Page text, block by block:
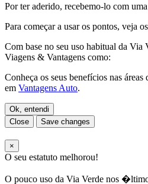
Por ter aderido, recebemo-lo com
Para começar a usar os pontos, veja
Com base no seu uso habitual da Via
Viagens & Vantagens como:
Conheça os seus benefícios nas
em Vantagens Auto.
Ok, entendi
Close
Save changes
×
O seu estatuto melhorou!
O pouco uso da Via Verde nos